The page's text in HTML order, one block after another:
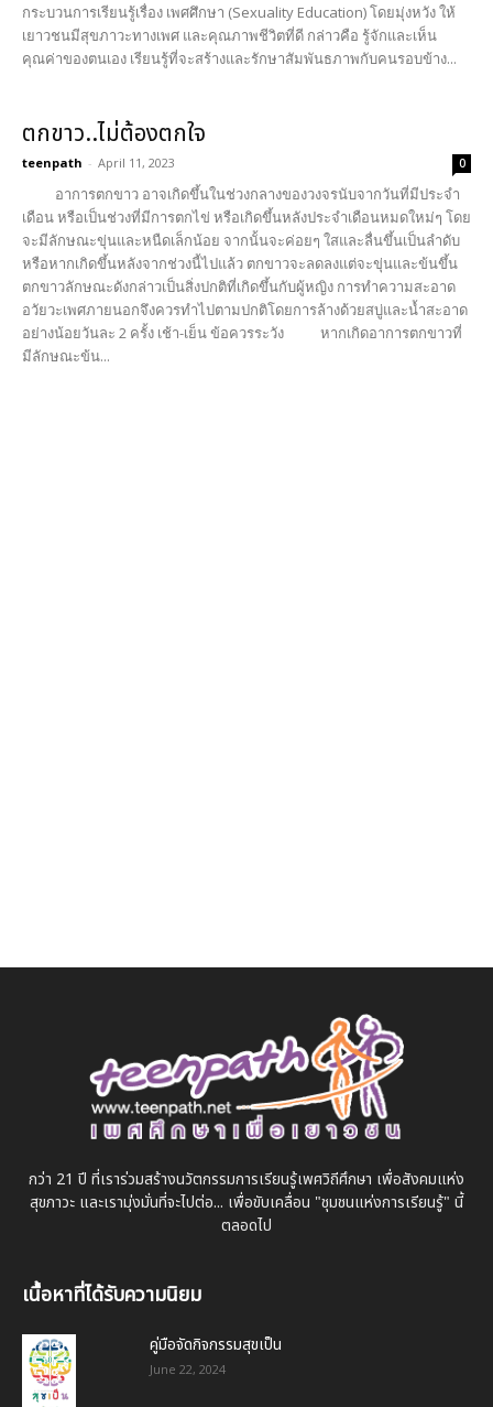
กระบวนการเรียนรู้เรื่อง เพศศึกษา (Sexuality Education) โดยมุ่งหวัง ให้
เยาวชนมีสุขภาวะทางเพศ และคุณภาพชีวิตที่ดี กล่าวคือ รู้จักและเห็น
คุณค่าของตนเอง เรียนรู้ที่จะสร้างและรักษาสัมพันธภาพกับคนรอบข้าง...
ตกขาว..ไม่ต้องตกใจ
teenpath - April 11, 2023 0
อาการตกขาว อาจเกิดขึ้นในช่วงกลางของวงจรนับจากวันที่มีประจำ
เดือน หรือเป็นช่วงที่มีการตกไข่ หรือเกิดขึ้นหลังประจำเดือนหมดใหม่ๆ โดย
จะมีลักษณะขุ่นและหนืดเล็กน้อย จากนั้นจะค่อยๆ ใสและลื่นขึ้นเป็นลำดับ
หรือหากเกิดขึ้นหลังจากช่วงนี้ไปแล้ว ตกขาวจะลดลงแต่จะขุ่นและข้นขึ้น
ตกขาวลักษณะดังกล่าวเป็นสิ่งปกติที่เกิดขึ้นกับผู้หญิง การทำความสะอาด
อวัยวะเพศภายนอกจึงควรทำไปตามปกติโดยการล้างด้วยสบู่และน้ำสะอาด
อย่างน้อยวันละ 2 ครั้ง เช้า-เย็น ข้อควรระวัง หากเกิดอาการตกขาวที่
มีลักษณะข้น...
กว่า 21 ปี ที่เราร่วมสร้างนวัตกรรมการเรียนรู้เพศวิถีศึกษา เพื่อสังคมแห่ง
สุขภาวะ และเรามุ่งมั่นที่จะไปต่อ... เพื่อขับเคลื่อน "ชุมชนแห่งการเรียนรู้" นี้
ตลอดไป
เนื้อหาที่ได้รับความนิยม
คู่มือจัดกิจกรรมสุขเป็น
June 22, 2024